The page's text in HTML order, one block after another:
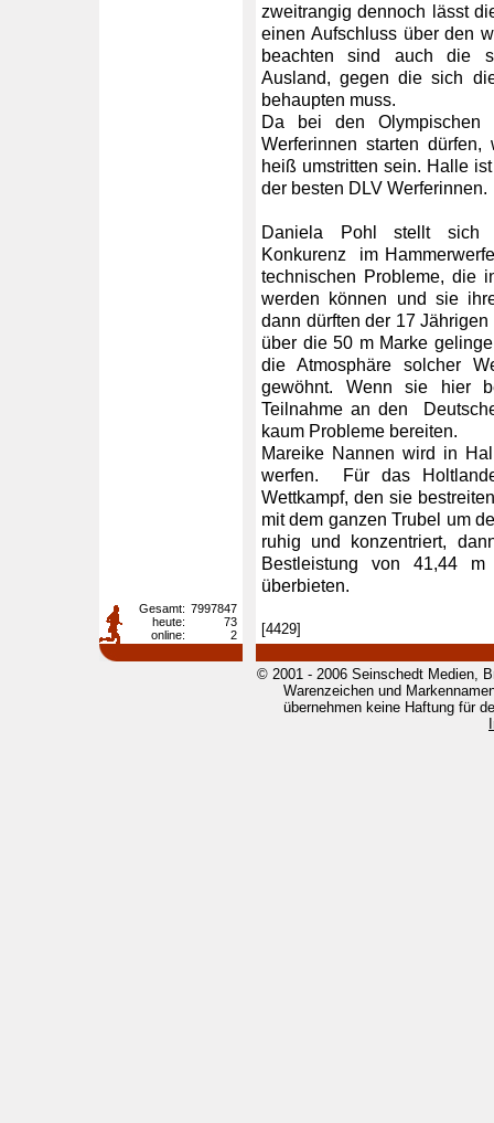
zweitrangig dennoch lässt
einen Aufschluss über den
beachten sind auch die
Ausland, gegen die sich
behaupten muss.
Da bei den
Werferinnen starten
heiß umstritten sein. Halle
der besten DLV Werferinnen.
Daniela Pohl stellt sich
Konkurenz im
technischen Probleme, die
werden können und sie
dann dürften der 17
über die 50 m Marke
die Atmosphäre solcher
gewöhnt. Wenn sie hier
Teilnahme an den
kaum Probleme bereiten.
Mareike Nannen wird in
werfen. Für das
Wettkampf, den sie
mit dem ganzen Trubel um
ruhig und konzentriert,
Bestleistung von 41,44
überbieten.
[4429]
Gesamt: 7997847
heute:
73
online:
2
© 2001 - 2006 Seinschedt Medien,
Warenzeichen und
übernehmen keine Haftung für